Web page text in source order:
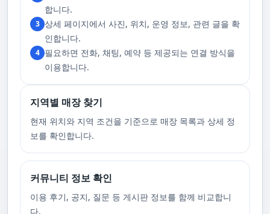
러한 상태에서는 다음 기회에 이용해 주시길 부탁드립니다. 서비스 도착 시
원활한 의사소통이 이루어질 수 있도록, 저희와의 연락이 반드시 가능해야
합니다. 이에 공중전화 사용이나 발신 번호 표시 제한으로의 통화는 받지 않
고 있습니다. 또한, 자주 발생하는 예약 취소나 무단으로 예약을 취소할 경
우, 향후 서비스 예약에 제약이 생길 수 있음을 알려드립니다. 시간을 효율적
으로 사용하며, 합리적인 가격으로 부경샵만의 특별한 경험을 하실 수 있습
합니다.
3 상세 페이지에서 사진, 위치, 운영 정보, 관련 글을 확
인합니다.
4 필요하면 전화, 채팅, 예약 등 제공되는 연결 방식을
이용합니다.
지역별 매장 찾기
현재 위치와 지역 조건을 기준으로 매장 목록과 상세 정
보를 확인합니다.
커뮤니티 정보 확인
이용 후기, 공지, 질문 등 게시판 정보를 함께 비교합니
다.